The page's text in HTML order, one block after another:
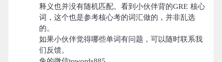
释义也并没有随机匹配。看到小伙伴背的GRE 核心
词，这个也是参考核心考的词汇做的，并非乱选
的。
如果小伙伴觉得哪些单词有问题，可以随时联系我
们反馈。